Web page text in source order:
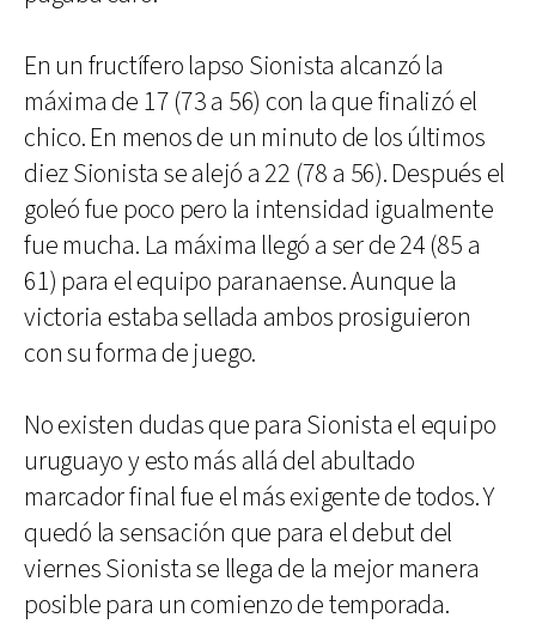
En un fructífero lapso Sionista alcanzó la
máxima de 17 (73 a 56) con la que finalizó el
chico. En menos de un minuto de los últimos
diez Sionista se alejó a 22 (78 a 56). Después el
goleó fue poco pero la intensidad igualmente
fue mucha. La máxima llegó a ser de 24 (85 a
61) para el equipo paranaense. Aunque la
victoria estaba sellada ambos prosiguieron
con su forma de juego.
No existen dudas que para Sionista el equipo
uruguayo y esto más allá del abultado
marcador final fue el más exigente de todos. Y
quedó la sensación que para el debut del
viernes Sionista se llega de la mejor manera
posible para un comienzo de temporada.